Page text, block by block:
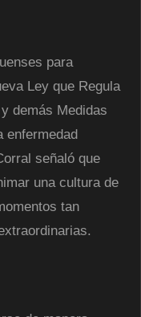
para
Ley que Regula
demás Medidas
enfermedad
señaló que
una cultura de
tan